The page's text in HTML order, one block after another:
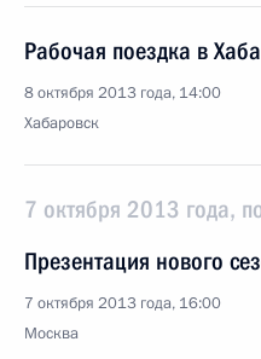
Рабочая поездка в
8 октября 2013 года, 14:00
Хабаровск
7 октября 2013 года,
Презентация нового
7 октября 2013 года, 16:00
Москва